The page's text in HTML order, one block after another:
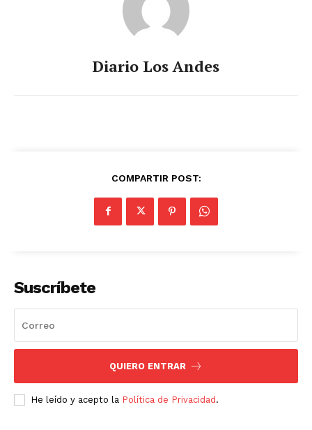
Diario Los Andes
COMPARTIR POST:
Suscríbete
QUIERO ENTRAR
He leído y acepto la Política de Privacidad.